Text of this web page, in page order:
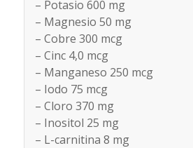
– Potasio 600 mg
– Magnesio 50 mg
– Cobre 300 mcg
– Cinc 4,0 mcg
– Manganeso 250 mcg
– Iodo 75 mcg
– Cloro 370 mg
– Inositol 25 mg
– L-carnitina 8 mg